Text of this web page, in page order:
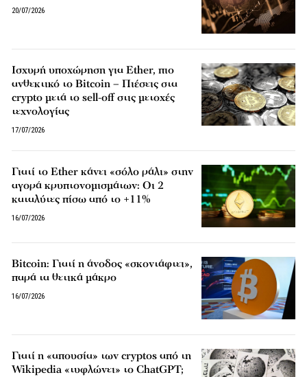
20/07/2026
Ισχυρή υποχώρηση για Ether, πιο
ανθεκτικό το Bitcoin – Πιέσεις στα
crypto μετά το sell-off στις μετοχές
τεχνολογίας
17/07/2026
Γιατί το Ether κάνει «σόλο ράλι» στην
αγορά κρυπτονομισμάτων: Οι 2
καταλύτες πίσω από το +11%
16/07/2026
Bitcoin: Γιατί η άνοδος «σκοντάφτει»,
παρά τα θετικά μάκρο
16/07/2026
Γιατί η «απουσία» των cryptos από τη
Wikipedia «τυφλώνει» το ChatGPT;